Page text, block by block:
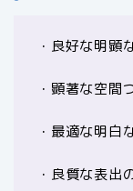
・良好な明顕
・顕著な空間
・最適な明白
・良質な表出